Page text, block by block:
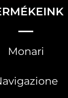
Monari